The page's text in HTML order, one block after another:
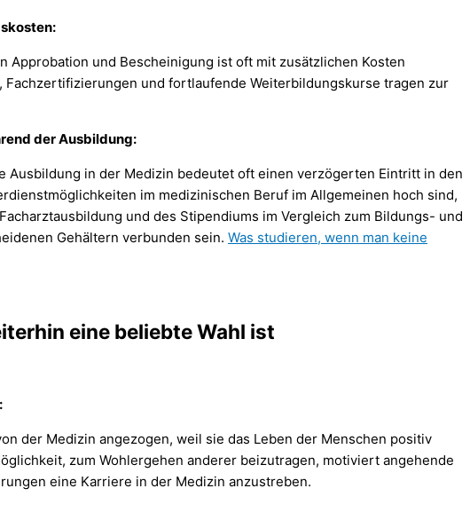
Approbation und Bescheinigung ist oft mit zusätzlichen Kosten
Fachzertifizierungen und fortlaufende Weiterbildungskurse tragen zur
der Ausbildung:
Ausbildung in der Medizin bedeutet oft einen verzögerten Eintritt in den
im medizinischen Beruf im Allgemeinen hoch sind,
und des Stipendiums im Vergleich zum Bildungs- und
Gehältern verbunden sein. Was studieren, wenn man keine
eine beliebte Wahl ist
der Medizin angezogen, weil sie das Leben der Menschen positiv
zum Wohlergehen anderer beizutragen, motiviert angehende
eine Karriere in der Medizin anzustreben.